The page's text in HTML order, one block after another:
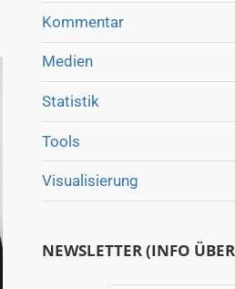
Kommentar
Medien
Statistik
Tools
Visualisierung
NEWSLETTER (INFO